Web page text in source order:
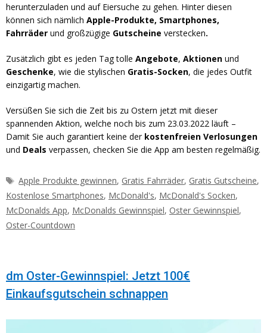
herunterzuladen und auf Eiersuche zu gehen. Hinter diesen
können sich nämlich Apple-Produkte, Smartphones,
Fahrräder und großzügige Gutscheine verstecken.
Zusätzlich gibt es jeden Tag tolle Angebote, Aktionen und
Geschenke, wie die stylischen Gratis-Socken, die jedes Outfit
einzigartig machen.
Versüßen Sie sich die Zeit bis zu Ostern jetzt mit dieser
spannenden Aktion, welche noch bis zum 23.03.2022 läuft –
Damit Sie auch garantiert keine der kostenfreien Verlosungen
und Deals verpassen, checken Sie die App am besten regelmäßig.
Schlagwörter
Apple Produkte gewinnen, Gratis Fahrräder, Gratis Gutscheine,
Kostenlose Smartphones, McDonald's, McDonald's Socken,
McDonalds App, McDonalds Gewinnspiel, Oster Gewinnspiel,
Oster-Countdown
dm Oster-Gewinnspiel: Jetzt 100€
Einkaufsgutschein schnappen